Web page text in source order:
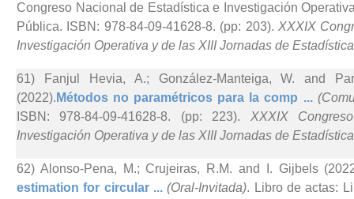
Congreso Nacional de Estadística e Investigación
Pública. ISBN: 978-84-09-41628-8. (pp: 203). XXXIX
Investigación Operativa y de las XIII Jornadas de
61) Fanjul Hevia, A.; González-Manteiga, W. and
(2022). Métodos no paramétricos para la comp ...
ISBN: 978-84-09-41628-8. (pp: 223). XXXIX
Investigación Operativa y de las XIII Jornadas de
62) Alonso-Pena, M.; Crujeiras, R.M. and I. Gijbels
estimation for circular ...(Oral-Invitada). Libro de actas: